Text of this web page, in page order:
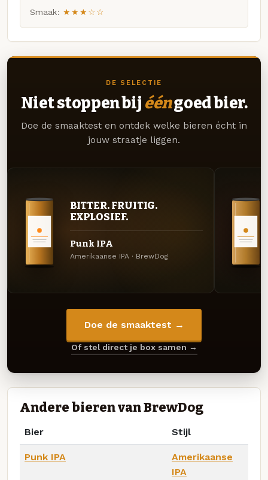
Smaak: ★★★☆☆
DE SELECTIE
Niet stoppen bij ééngoed bier.
Doe de smaaktest en ontdek welke bieren écht in
jouw straatje liggen.
BITTER. FRUITIG.
EXPLOSIEF.
Punk IPA
Amerikaanse IPA · BrewDog
Doe de smaaktest →
Of stel direct je box samen →
Andere bieren van BrewDog
Bier Stijl
Punk IPA
Amerikaanse
IPA